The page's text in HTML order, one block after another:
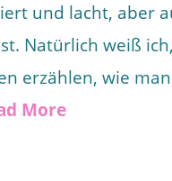
und lacht, aber
Natürlich weiß
erzählen, wie
More